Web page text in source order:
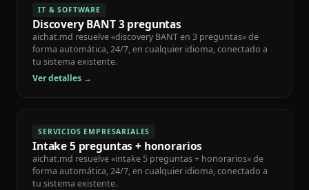
IT & SOFTWARE
Discovery BANT 3 preguntas
aichat.md resuelve «discovery BANT en 3 preguntas» de
forma automática, 24/7, en cualquier idioma, conectado a
tu sistema existente.
Ver detalles →
SERVICIOS EMPRESARIALES
Intake 5 preguntas + honorarios
aichat.md resuelve «intake 5 preguntas + honorarios» de
forma automática, 24/7, en cualquier idioma, conectado a
tu sistema existente.